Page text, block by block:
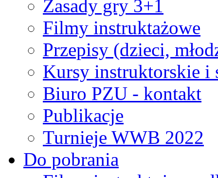
Zasady gry 3+1
Filmy instruktażowe
Przepisy (dzieci,
Kursy instruktorskie i
Biuro PZU - kontakt
Publikacje
Turnieje WWB 2022
Do pobrania